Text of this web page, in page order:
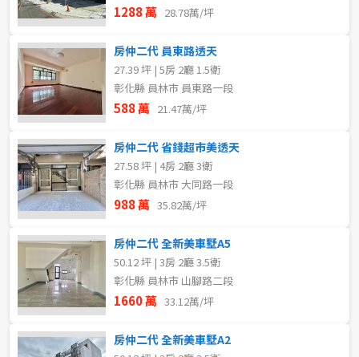
1288 萬 28.78萬/坪
房仲二代 員東路透天
27.39 坪 | 5房 2廳 1.5衛
彰化縣 員林市 員東路一段
588 萬 21.47萬/坪
房仲二代 省錢超市美透天
27.58 坪 | 4房 2廳 3衛
彰化縣 員林市 大同路一段
988 萬 35.82萬/坪
房仲二代 全新美車墅A5
50.12 坪 | 3房 2廳 3.5衛
彰化縣 員林市 山腳路二段
1660 萬 33.12萬/坪
房仲二代 全新美車墅A2